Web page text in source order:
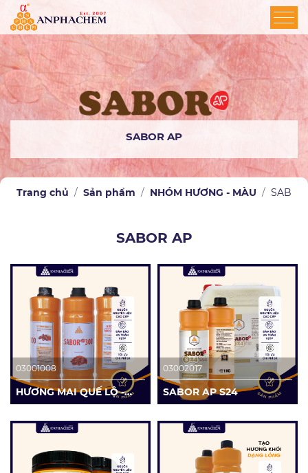
SABOR AP
Trang chủ Sản phẩm NHÓM HƯƠNG - MÀU
SABOR AP
03001008
HƯƠNG MAI QUẾ LỘ -
SABOR AP 300
03002017
SABOR AP S24